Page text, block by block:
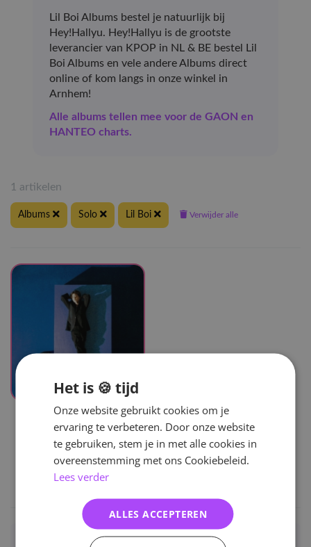
Lil Boi Albums bestel je natuurlijk bij
Hey!Hallyu. Hey!Hallyu is de grootste
leverancier van KPOP in NL & BE bestel Lil
Boi Albums en vele andere Albums direct
online of kom langs in onze winkel in
Arnhem!
Alle albums tellen mee voor de GAON en
HANTEO charts.
1 artikelen
Albums Solo Lil Boi Verwijder alle
Lil Boi
Vol.1 [Meantime]
27,-
/ Solo / Lil Boi / Albums
Het is 🍪 tijd
Onze website gebruikt cookies om je
ervaring te verbeteren. Door onze website
te gebruiken, stem je in met alle cookies in
overeenstemming met ons Cookiebeleid.
Lees verder
ALLES ACCEPTEREN